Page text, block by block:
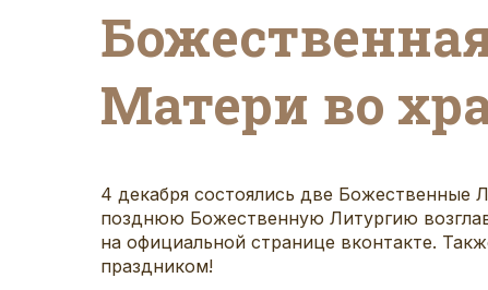
Матери во
4 декабря состоялись две Божественные
позднюю Божественную Литургию
на официальной странице вконтакте.
праздником!